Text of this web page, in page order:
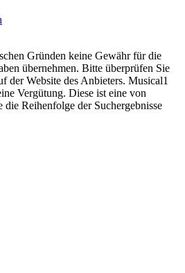
Gründen keine Gewähr für die
übernehmen. Bitte überprüfen Sie
der Website des Anbieters. Musical1
Vergütung. Diese ist eine von
die Reihenfolge der Suchergebnisse